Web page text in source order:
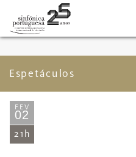
Espetáculos
FEV
02
21h